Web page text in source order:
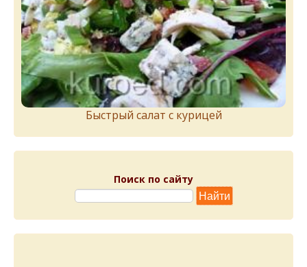
Быстрый салат с курицей
Поиск по сайту